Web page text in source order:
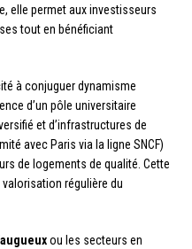
elle permet aux investisseurs
tout en bénéficiant
à conjuguer dynamisme
d’un pôle universitaire
et d’infrastructures de
avec Paris via la ligne SNCF)
de logements de qualité. Cette
régulière du
ou les secteurs en